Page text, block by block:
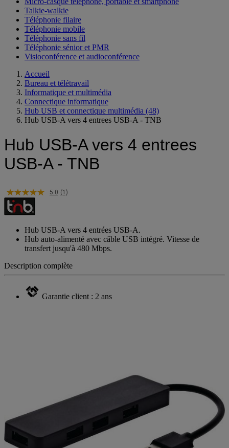
Talkie-walkie
Téléphonie filaire
Téléphonie mobile
Téléphonie sans fil
Téléphonie sénior et PMR
Visioconférence et audioconférence
Accueil
Bureau et télétravail
Informatique et multimédia
Connectique informatique
Hub USB et connectique multimédia (48)
Hub USB-A vers 4 entrees USB-A - TNB
Hub USB-A vers 4 entrees
USB-A - TNB
5.0 (1)
Hub USB-A vers 4 entrées USB-A.
Hub auto-alimenté avec câble USB intégré. Vitesse de
transfert jusqu'à 480 Mbps.
Description complète
Garantie client : 2 ans